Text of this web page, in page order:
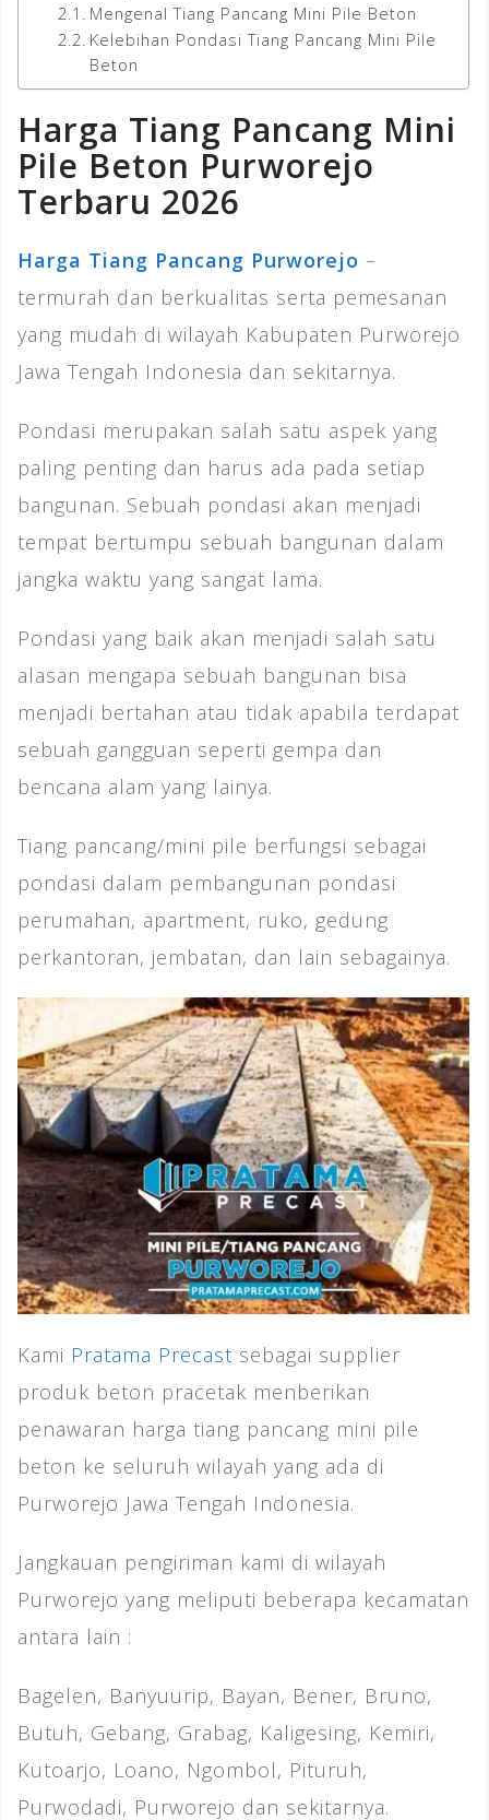
Mengenal Tiang Pancang Mini Pile Beton
Kelebihan Pondasi Tiang Pancang Mini Pile
Beton
Harga Tiang Pancang Mini
Pile Beton Purworejo
Terbaru 2026
Harga Tiang Pancang Purworejo –
termurah dan berkualitas serta pemesanan
yang mudah di wilayah Kabupaten Purworejo
Jawa Tengah Indonesia dan sekitarnya.
Pondasi merupakan salah satu aspek yang
paling penting dan harus ada pada setiap
bangunan. Sebuah pondasi akan menjadi
tempat bertumpu sebuah bangunan dalam
jangka waktu yang sangat lama.
Pondasi yang baik akan menjadi salah satu
alasan mengapa sebuah bangunan bisa
menjadi bertahan atau tidak apabila terdapat
sebuah gangguan seperti gempa dan
bencana alam yang lainya.
Tiang pancang/mini pile berfungsi sebagai
pondasi dalam pembangunan pondasi
perumahan, apartment, ruko, gedung
perkantoran, jembatan, dan lain sebagainya.
Kami Pratama Precast sebagai supplier
produk beton pracetak menberikan
penawaran harga tiang pancang mini pile
beton ke seluruh wilayah yang ada di
Purworejo Jawa Tengah Indonesia.
Jangkauan pengiriman kami di wilayah
Purworejo yang meliputi beberapa kecamatan
antara lain :
Bagelen, Banyuurip, Bayan, Bener, Bruno,
Butuh, Gebang, Grabag, Kaligesing, Kemiri,
Kutoarjo, Loano, Ngombol, Pituruh,
Purwodadi, Purworejo dan sekitarnya.